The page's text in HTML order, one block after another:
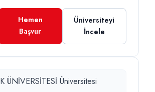
Hemen
Başvur
Üniversiteyi
İncele